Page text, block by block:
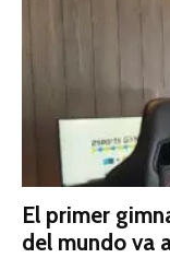
El primer
del mundo va